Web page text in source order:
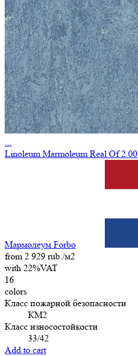
...
Linoleum Marmoleum Real Of 2.00
Мармолеум Forbo
from 2 929 rub./м2
with 22%VAT
16
colors
Класс пожарной безопасности
КМ2
Класс износостойкости
33/42
Add to cart